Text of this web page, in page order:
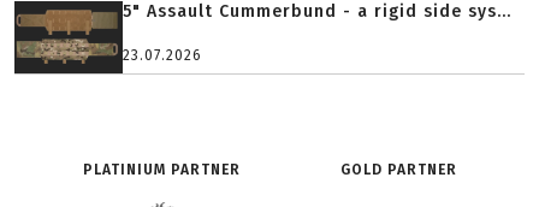
5" Assault Cummerbund - a rigid side sys...
23.07.2026
PLATINIUM PARTNER GOLD PARTNER